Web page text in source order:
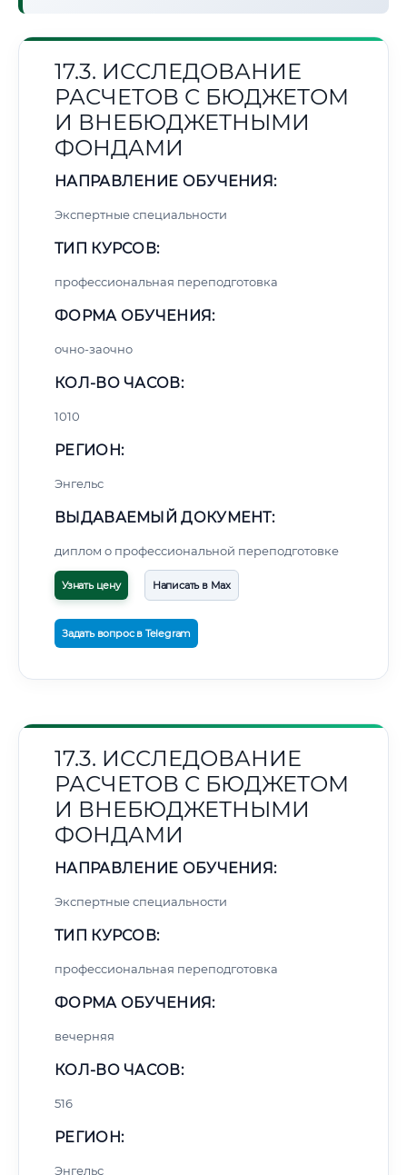
17.3. ИССЛЕДОВАНИЕ
РАСЧЕТОВ С БЮДЖЕТОМ
И ВНЕБЮДЖЕТНЫМИ
ФОНДАМИ
НАПРАВЛЕНИЕ ОБУЧЕНИЯ:
Экспертные специальности
ТИП КУРСОВ:
профессиональная переподготовка
ФОРМА ОБУЧЕНИЯ:
очно-заочно
КОЛ-ВО ЧАСОВ:
1010
РЕГИОН:
Энгельс
ВЫДАВАЕМЫЙ ДОКУМЕНТ:
диплом о профессиональной переподготовке
Узнать цену Написать в Max
Задать вопрос в Telegram
17.3. ИССЛЕДОВАНИЕ
РАСЧЕТОВ С БЮДЖЕТОМ
И ВНЕБЮДЖЕТНЫМИ
ФОНДАМИ
НАПРАВЛЕНИЕ ОБУЧЕНИЯ:
Экспертные специальности
ТИП КУРСОВ:
профессиональная переподготовка
ФОРМА ОБУЧЕНИЯ:
вечерняя
КОЛ-ВО ЧАСОВ:
516
РЕГИОН:
Энгельс